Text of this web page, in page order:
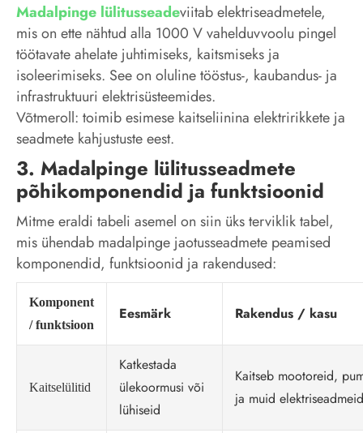
Madalpinge lülitusseadeviitab elektriseadmetele,
mis on ette nähtud alla 1000 V vahelduvvoolu pingel
töötavate ahelate juhtimiseks, kaitsmiseks ja
isoleerimiseks. See on oluline tööstus-, kaubandus- ja
infrastruktuuri elektrisüsteemides.
Võtmeroll: toimib esimese kaitseliinina elektririkkete ja
seadmete kahjustuste eest.
3. Madalpinge lülitusseadmete
põhikomponendid ja funktsioonid
Mitme eraldi tabeli asemel on siin üks terviklik tabel,
mis ühendab madalpinge jaotusseadmete peamised
komponendid, funktsioonid ja rakendused:
Komponent
/ funktsioon
Eesmärk Rakendus / kasu
Kaitselülitid
Katkestada
ülekoormusi või
lühiseid
Kaitseb mootoreid,
ja muid elektriseadmeid